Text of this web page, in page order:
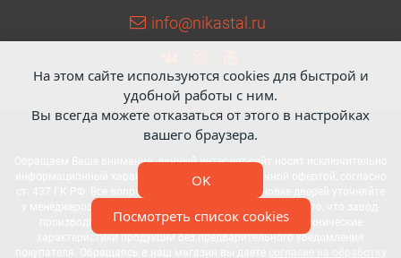
info@nikastal.ru
Обращаем Ваше внимание: данный интернет-сайт носит исключительно
информационный характер и не является публичной офертой, согласно
ст. 437 ГК РФ. Все вопросы по стоимости и установке дверей уточняйте
у менеджеров компании. Также обращаем внимание на то, что завод-
производитель имеет право вносить изменения в технические
характеристики продукции без предварительного уведомления
На этом сайте используются cookies для быстрой и
удобной работы с ним.
Вы всегда можете отказаться от этого в настройках
вашего браузера.
OK
Посмотреть список cookies